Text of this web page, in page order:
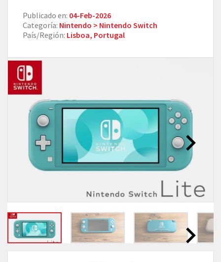
Publicado en: 04-Feb-2026
Categoría: Nintendo > Nintendo Switch
País/Región: Lisboa, Portugal